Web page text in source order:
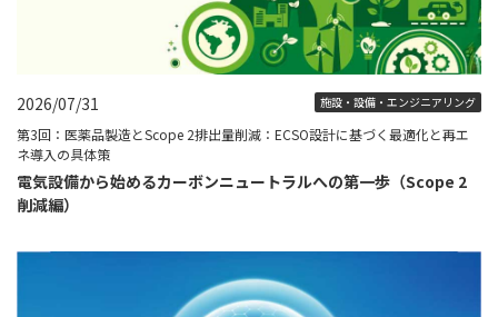
2026/07/31 施設・設備・エンジニアリング
第3回：医薬品製造とScope 2排出量削減：ECSO設計に基づく最適化と再エ
ネ導入の具体策
電気設備から始めるカーボンニュートラルへの第一歩（Scope 2
削減編）